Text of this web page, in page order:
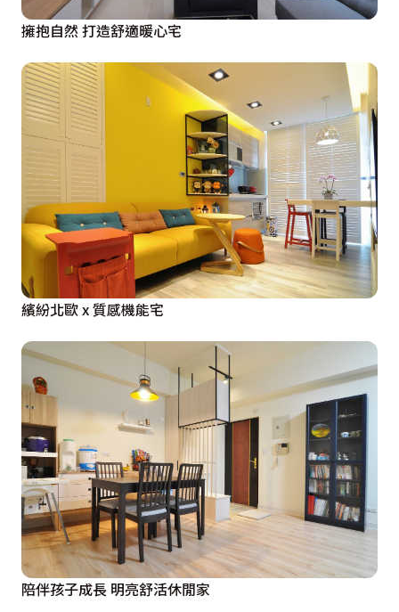
擁抱自然 打造舒適暖心宅
繽紛北歐 x 質感機能宅
陪伴孩子成長 明亮舒活休閒家